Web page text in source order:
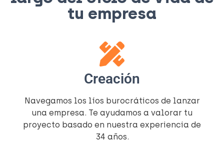
tu empresa
Creación
Navegamos los líos burocráticos de lanzar
una empresa. Te ayudamos a valorar tu
proyecto basado en nuestra experiencia de
34 años.